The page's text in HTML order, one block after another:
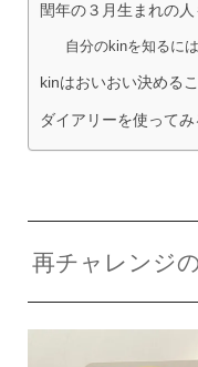
閏年の３月生まれの
自分のkinを知るには
kinはおいおい決める
ダイアリーを使って
再チャレンジ